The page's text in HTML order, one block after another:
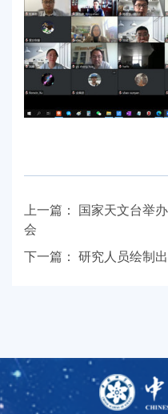
上一篇： 国家天文台举
会
下一篇： 研究人员绘制